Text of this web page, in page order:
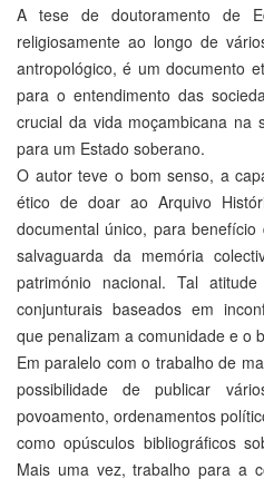
A tese de doutoramento de
religiosamente ao longo de
antropológico, é um documento
para o entendimento das
crucial da vida moçambicana na
para um Estado soberano.
O autor teve o bom senso, a
ético de doar ao Arquivo
documental único, para
salvaguarda da memória
património nacional. Tal
conjunturais baseados em
que penalizam a comunidade e o
Em paralelo com o trabalho de
possibilidade de publicar
povoamento, ordenamentos
como opúsculos bibliográficos
Mais uma vez, trabalho para a